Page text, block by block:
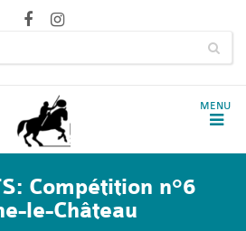
Compétition n°6
le-Château